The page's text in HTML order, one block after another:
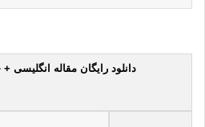
دانلود رایگان مقاله انگلیسی